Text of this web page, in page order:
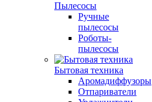
Пылесосы
Ручные
пылесосы
Роботы-
пылесосы
Бытовая техника
Аромадиффузоры
Отпариватели